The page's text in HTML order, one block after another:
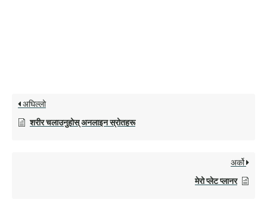
अघिल्लो
शरीर चलाउनुहोस् अनलाइन स्रोतहरू
अर्को
मेरो प्लेट प्लानर